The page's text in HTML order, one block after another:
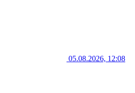
05.08.2026, 12:08